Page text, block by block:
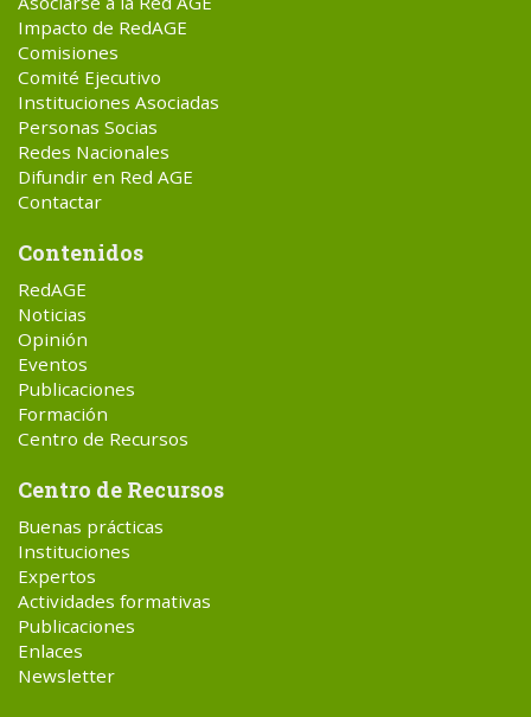
Impacto de RedAGE
Comisiones
Comité Ejecutivo
Instituciones Asociadas
Personas Socias
Redes Nacionales
Difundir en Red AGE
Contactar
Contenidos
RedAGE
Noticias
Opinión
Eventos
Publicaciones
Formación
Centro de Recursos
Centro de Recursos
Buenas prácticas
Instituciones
Expertos
Actividades formativas
Publicaciones
Enlaces
Newsletter